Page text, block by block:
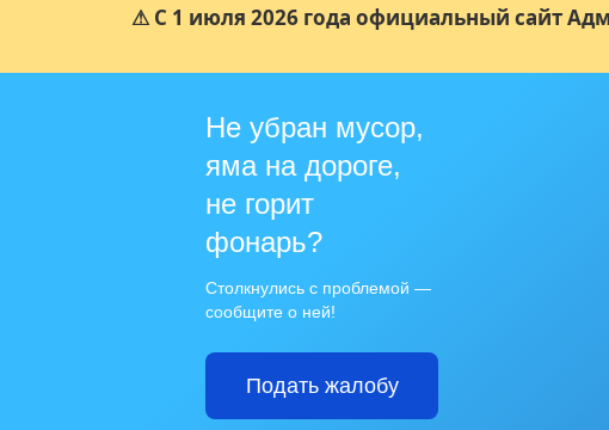
⚠ С 1 июля 2026 года официальный сайт
Не убран мусор,
яма на дороге,
не горит
фонарь?
Столкнулись с проблемой —
сообщите о ней!
Подать жалобу